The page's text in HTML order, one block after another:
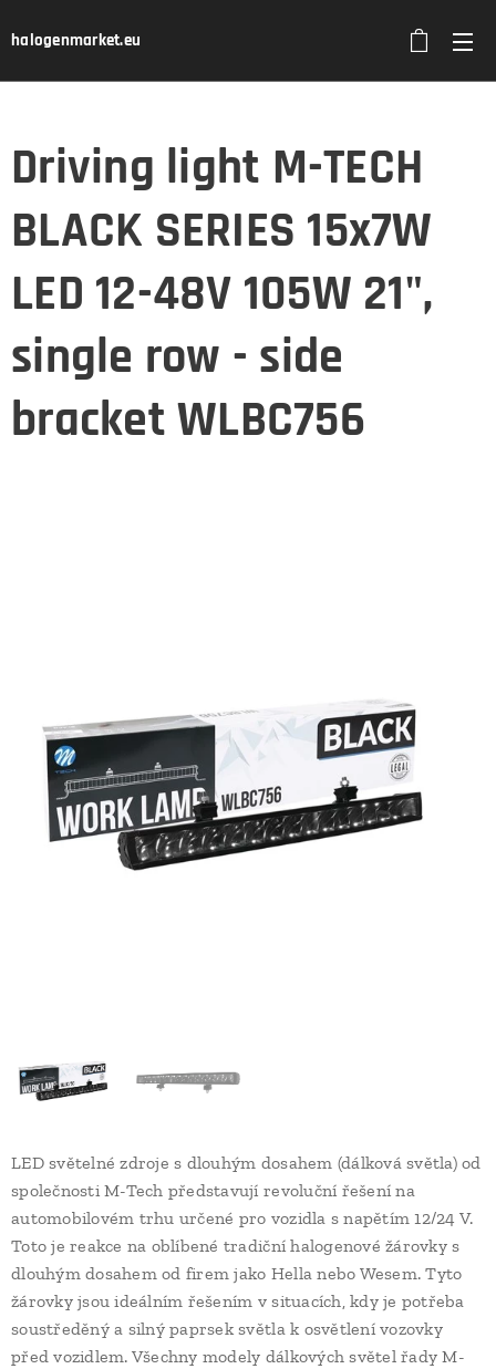
halogenmarket.eu
Driving light M-TECH
BLACK SERIES 15x7W
LED 12-48V 105W 21",
single row - side
bracket WLBC756
LED světelné zdroje s dlouhým dosahem (dálková světla) od
společnosti M-Tech představují revoluční řešení na
automobilovém trhu určené pro vozidla s napětím 12/24 V.
Toto je reakce na oblíbené tradiční halogenové žárovky s
dlouhým dosahem od firem jako Hella nebo Wesem. Tyto
žárovky jsou ideálním řešením v situacích, kdy je potřeba
soustředěný a silný paprsek světla k osvětlení vozovky
před vozidlem. Všechny modely dálkových světel řady M-